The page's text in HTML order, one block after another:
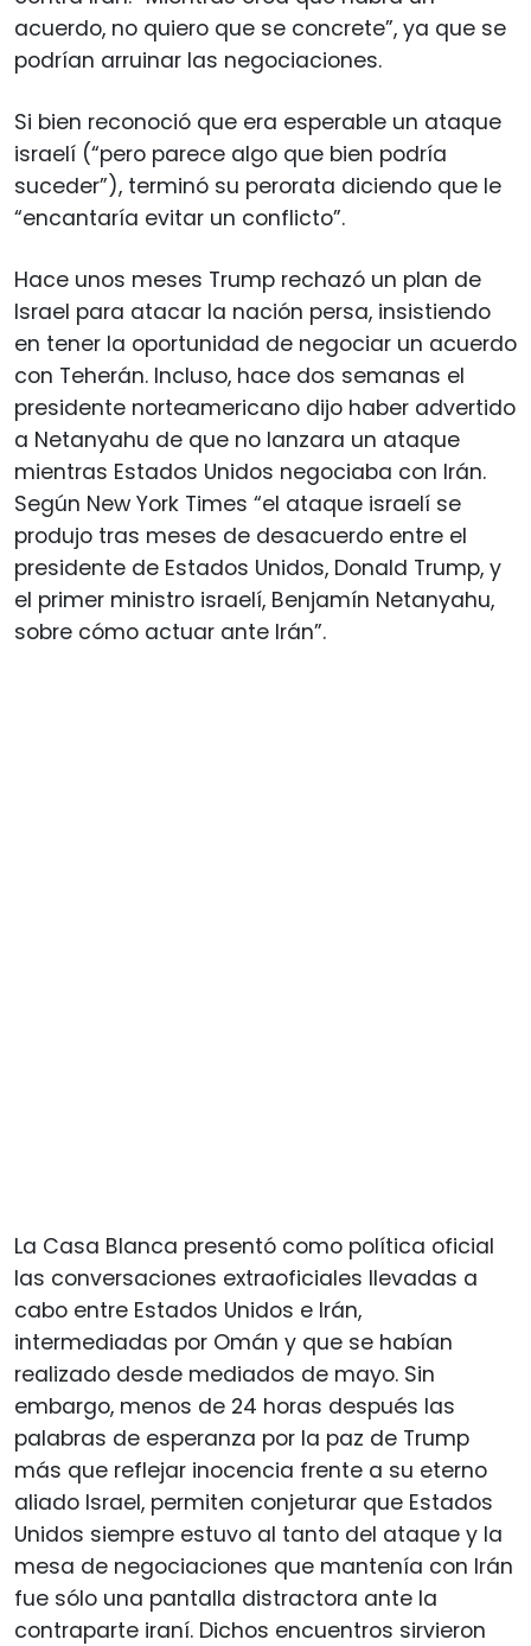
acuerdo, no quiero que se concrete”, ya que se
podrían arruinar las negociaciones.
Si bien reconoció que era esperable un ataque
israelí (“pero parece algo que bien podría
suceder”), terminó su perorata diciendo que le
“encantaría evitar un conflicto”.
Hace unos meses Trump rechazó un plan de
Israel para atacar la nación persa, insistiendo
en tener la oportunidad de negociar un acuerdo
con Teherán. Incluso, hace dos semanas el
presidente norteamericano dijo haber advertido
a Netanyahu de que no lanzara un ataque
mientras Estados Unidos negociaba con Irán.
Según New York Times “el ataque israelí se
produjo tras meses de desacuerdo entre el
presidente de Estados Unidos, Donald Trump, y
el primer ministro israelí, Benjamín Netanyahu,
sobre cómo actuar ante Irán”.
La Casa Blanca presentó como política oficial
las conversaciones extraoficiales llevadas a
cabo entre Estados Unidos e Irán,
intermediadas por Omán y que se habían
realizado desde mediados de mayo. Sin
embargo, menos de 24 horas después las
palabras de esperanza por la paz de Trump
más que reflejar inocencia frente a su eterno
aliado Israel, permiten conjeturar que Estados
Unidos siempre estuvo al tanto del ataque y la
mesa de negociaciones que mantenía con Irán
fue sólo una pantalla distractora ante la
contraparte iraní. Dichos encuentros sirvieron